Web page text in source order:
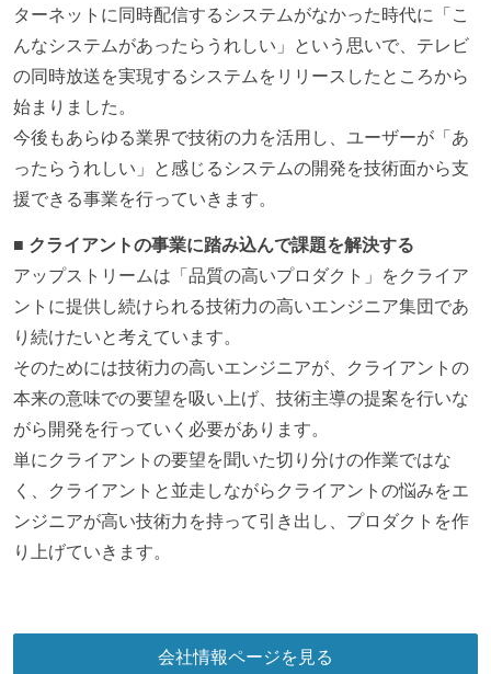
ターネットに同時配信するシステムがなかった時代に「こ
んなシステムがあったらうれしい」という思いで、テレビ
の同時放送を実現するシステムをリリースしたところから
始まりました。
今後もあらゆる業界で技術の力を活用し、ユーザーが「あ
ったらうれしい」と感じるシステムの開発を技術面から支
援できる事業を行っていきます。
■ クライアントの事業に踏み込んで課題を解決する
アップストリームは「品質の高いプロダクト」をクライア
ントに提供し続けられる技術力の高いエンジニア集団であ
り続けたいと考えています。
そのためには技術力の高いエンジニアが、クライアントの
本来の意味での要望を吸い上げ、技術主導の提案を行いな
がら開発を行っていく必要があります。
単にクライアントの要望を聞いた切り分けの作業ではな
く、クライアントと並走しながらクライアントの悩みをエ
ンジニアが高い技術力を持って引き出し、プロダクトを作
り上げていきます。
会社情報ページを見る